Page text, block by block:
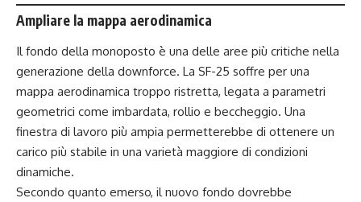
Ampliare la mappa aerodinamica
Il fondo della monoposto è una delle aree più critiche nella
generazione della downforce. La SF-25 soffre per una
mappa aerodinamica troppo ristretta, legata a parametri
geometrici come imbardata, rollio e beccheggio. Una
finestra di lavoro più ampia permetterebbe di ottenere un
carico più stabile in una varietà maggiore di condizioni
dinamiche.
Secondo quanto emerso, il nuovo fondo dovrebbe